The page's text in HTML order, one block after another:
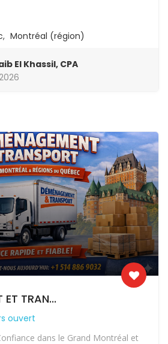
, Montréal (région)
El Khassil, CPA
ET TRAN...
ouvert
dans le Grand Montréal et